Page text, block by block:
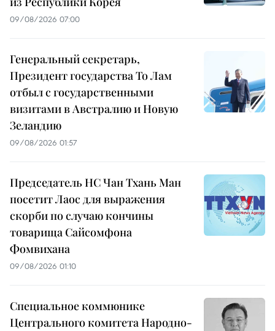
09/08/2026 07:00
Генеральный секретарь,
Президент государства То Лам
отбыл с государственными
визитами в Австралию и Новую
Зеландию
09/08/2026 01:57
Председатель НС Чан Тхань Ман
посетит Лаос для выражения
скорби по случаю кончины
товарища Сайсомфона
Фомвихана
09/08/2026 01:10
Специальное коммюнике
Центрального комитета Народно-